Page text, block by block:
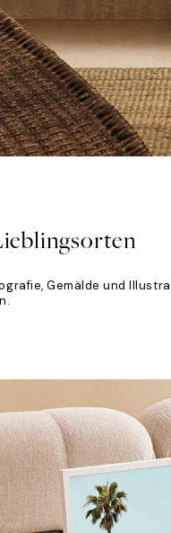
Gemälde und